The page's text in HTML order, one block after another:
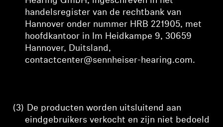
handelsregister van de rechtbank van
Hannover onder nummer HRB 221905, met
hoofdkantoor in Im Heidkampe 9, 30659
Hannover, Duitsland,
contactcenter@sennheiser-hearing.com.
(3) De producten worden uitsluitend aan
eindgebruikers verkocht en zijn niet bedoeld